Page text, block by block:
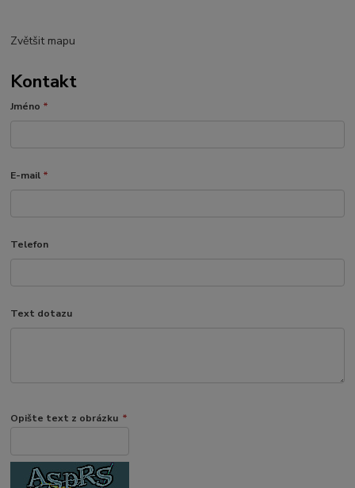
Zvětšit mapu
Kontakt
Jméno *
E-mail *
Telefon
Text dotazu
Opište text z obrázku *